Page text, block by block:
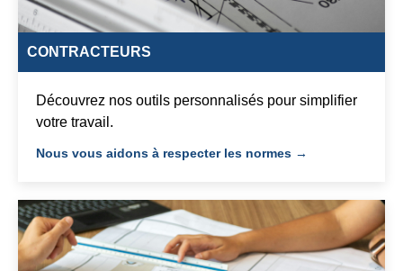
CONTRACTEURS
Découvrez nos outils personnalisés pour simplifier
votre travail.
Nous vous aidons à respecter les normes →